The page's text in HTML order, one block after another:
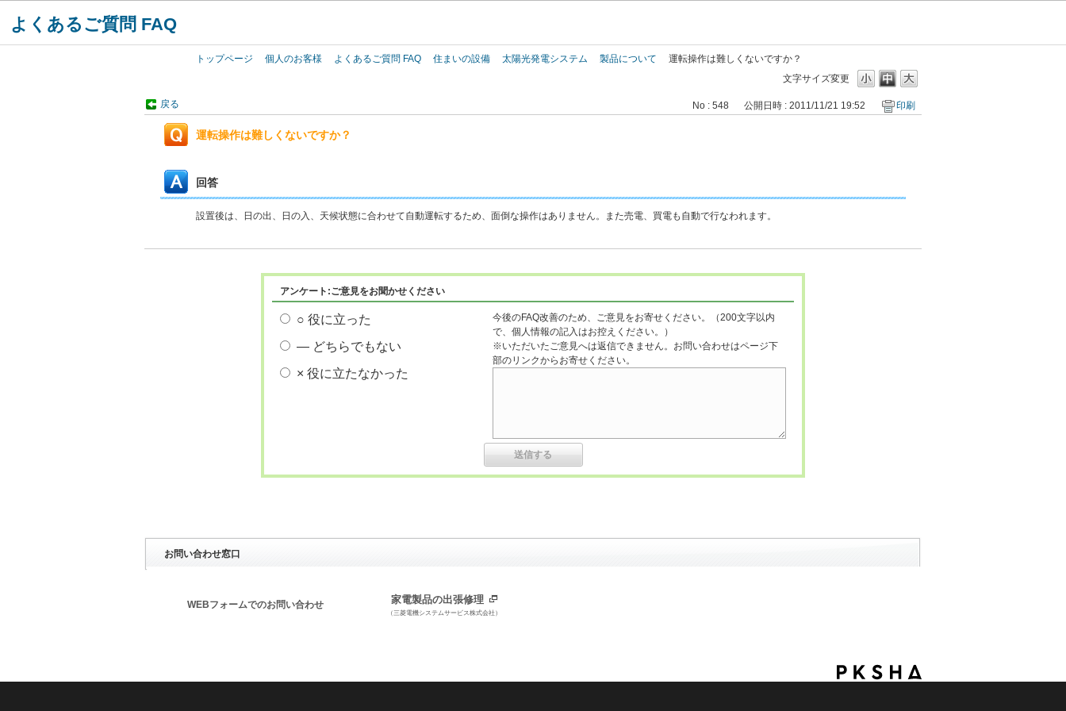
よくあるご質問 FAQ
トップページ 個人のお客様 よくあるご質問 FAQ 住まいの設備 太陽光発電システム 製品について
運転操作は難しくないですか？
文字サイズ変更
戻る No : 548 公開日時 : 2011/11/21 19:52 印刷
運転操作は難しくないですか？
回答
設置後は、日の出、日の入、天候状態に合わせて自動運転するため、面倒な操作はありません。また売電、買電も自動で行なわれます。
アンケート:ご意見をお聞かせください
○ 役に立った
― どちらでもない
× 役に立たなかった
今後のFAQ改善のため、ご意見をお寄せください。（200文字以内
で、個人情報の記入はお控えください。）
※いただいたご意見へは返信できません。お問い合わせはページ下
部のリンクからお寄せください。
お問い合わせ窓口
WEBフォームでのお問い合わせ 家電製品の出張修理
（三菱電機システムサービス株式会社）